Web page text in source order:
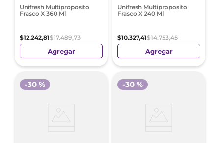
Unifresh Multiproposito
Frasco X 360 Ml
$12.242,81$17.489,73
Agregar
Unifresh Multiproposito
Frasco X 240 Ml
$10.327,41$14.753,45
Agregar
-30 % -30 %